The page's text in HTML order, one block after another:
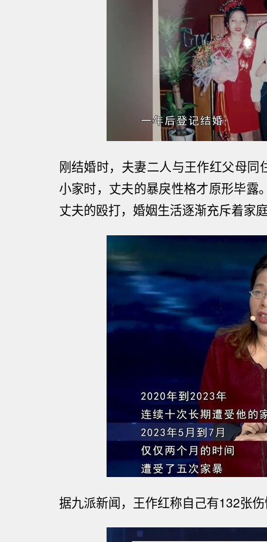
刚结婚时，夫妻二人与王作红父母
小家时，丈夫的暴戾性格才原形毕露。
丈夫的殴打，婚姻生活逐渐充斥着家庭
据九派新闻， 王作红称自己有132张